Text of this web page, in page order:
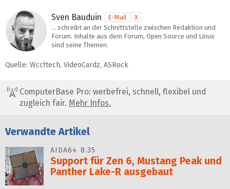
Sven Bauduin E-Mail
X
… schreibt an der Schnittstelle zwischen Redaktion und
Forum. Inhalte aus dem Forum, Open Source und Linux
sind seine Themen.
Quelle: Wccftech, VideoCardz, ASRock
ComputerBase Pro: werbefrei, schnell, flexibel und
zugleich fair. Mehr Infos.
Verwandte Artikel
AIDA64 8.35
Support für Zen 6, Mustang Peak und
Panther Lake-R ausgebaut